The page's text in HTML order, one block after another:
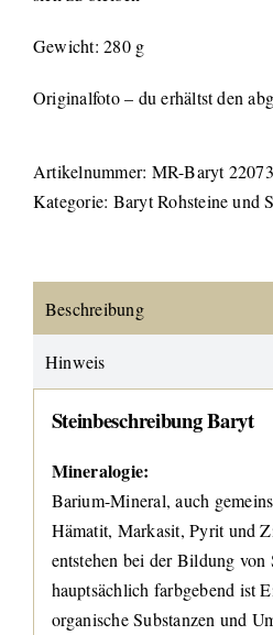
Gewicht: 280 g
Originalfoto – du erhältst den
Artikelnummer: MR-Baryt
Kategorie: Baryt Rohsteine und
Beschreibung
Hinweis
Steinbeschreibung Baryt
Mineralogie:
Barium-Mineral, auch
Hämatit, Markasit, Pyrit und
entstehen bei der Bildung
hauptsächlich farbgebend ist
organische Substanzen und